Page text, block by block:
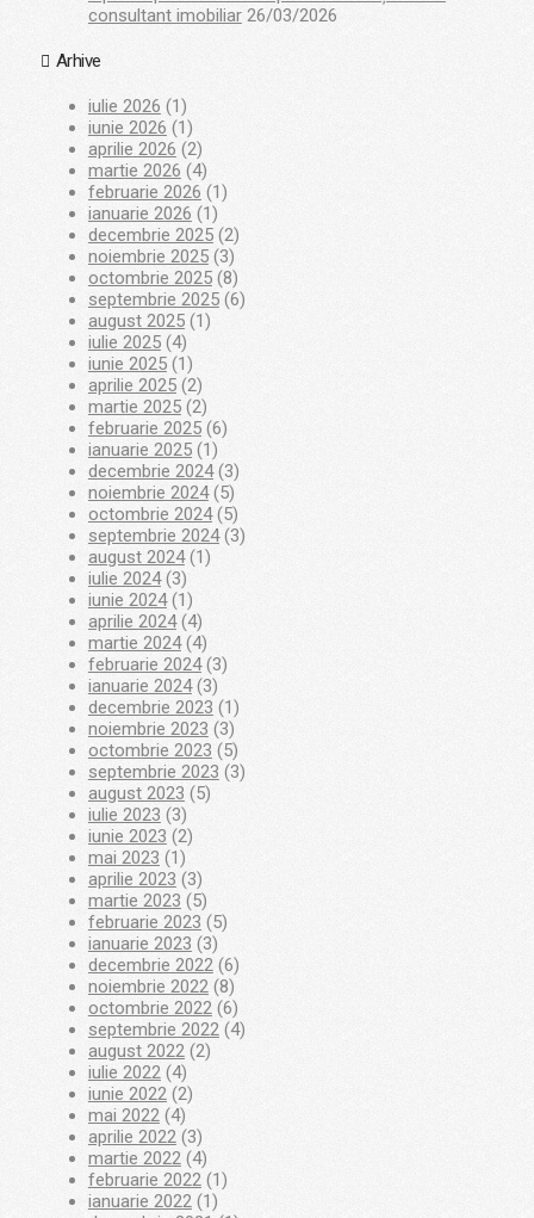
consultant imobiliar 26/03/2026
Arhive
iulie 2026 (1)
iunie 2026 (1)
aprilie 2026 (2)
martie 2026 (4)
februarie 2026 (1)
ianuarie 2026 (1)
decembrie 2025(2)
noiembrie 2025(3)
octombrie 2025(8)
septembrie 2025(6)
august 2025(1)
iulie 2025(4)
iunie 2025(1)
aprilie 2025(2)
martie 2025(2)
februarie 2025(6)
ianuarie 2025(1)
decembrie 2024(3)
noiembrie 2024(5)
octombrie 2024(5)
septembrie 2024(3)
august 2024(1)
iulie 2024(3)
iunie 2024(1)
aprilie 2024(4)
martie 2024(4)
februarie 2024(3)
ianuarie 2024(3)
decembrie 2023 (1)
noiembrie 2023 (3)
octombrie 2023 (5)
septembrie 2023 (3)
august 2023 (5)
iulie 2023 (3)
iunie 2023 (2)
mai 2023 (1)
aprilie 2023 (3)
martie 2023 (5)
februarie 2023 (5)
ianuarie 2023 (3)
decembrie 2022(6)
noiembrie 2022(8)
octombrie 2022(6)
septembrie 2022(4)
august 2022(2)
iulie 2022(4)
iunie 2022(2)
mai 2022(4)
aprilie 2022(3)
martie 2022(4)
februarie 2022(1)
ianuarie 2022(1)